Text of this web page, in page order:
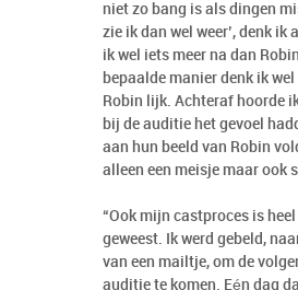
niet zo bang is als dingen
zie ik dan wel weer’, denk ik
ik wel iets meer na dan
bepaalde manier denk ik
Robin lijk. Achteraf hoorde
bij de auditie het gevoel
aan hun beeld van Robin
alleen een meisje maar ook
“Ook mijn castproces is
geweest. Ik werd gebeld,
van een mailtje, om de
auditie te komen. Eén dag